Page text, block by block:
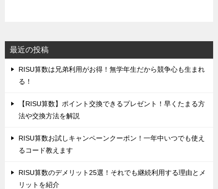
最近の投稿
‌RISU算数は兄弟利用がお得！無学年生だから競争心も生まれ
る！
‌【RISU算数】ポイント交換できるプレゼント！早くたまる方
法や交換方法を解説
‌RISU算数お試しキャンペーンクーポン！一年中いつでも使え
るコード教えます
‌RISU算数のデメリット25選！それでも継続利用する理由とメ
リットを紹介